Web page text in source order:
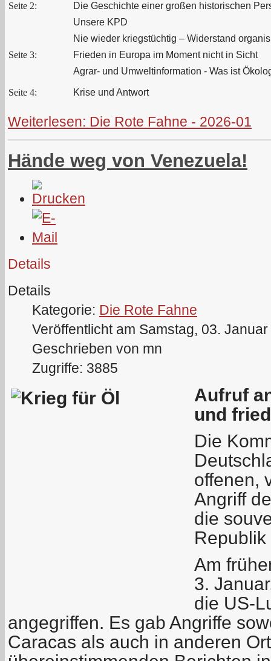
Seite 2:
Die Geschichte einer großen historischen
Unsere KPD
Nie wieder kriegstüchtig – Widerstand
Seite 3:
Frieden in Europa im Moment nicht in Sicht
Agrar- und Umweltinformation - Was ist
Seite 4: Krise und Antwort
Weiterlesen: Die Rote Fahne - 2026-01
Hände weg von Venezuela!
Details
Details
Kategorie: Die Rote Fahne
Veröffentlicht am Samstag, 03.
Geschrieben von mn
Zugriffe: 3885
Aufruf
und
Die
offenen,
Angriff
die
Am
3.
die US-
angegriffen. Es gab Angriffe
Caracas als auch in anderen